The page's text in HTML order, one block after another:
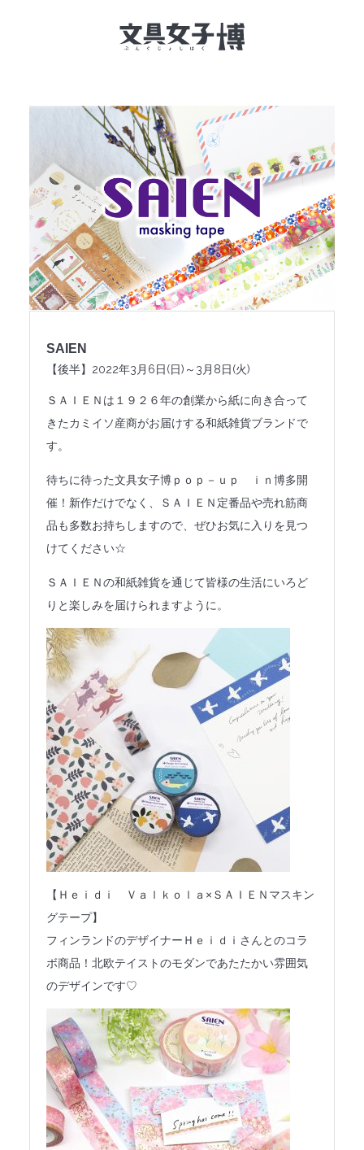
文具女子博とは
イベント一覧
NEWS
文具女子アワード
アイデアコンペ
レポート
SAIEN
【後半】2022年3月6日(日)～3月8日(火)
ＳＡＩＥＮは１９２６年の創業から紙に向き合って
きたカミイソ産商がお届けする和紙雑貨ブランドで
す。
待ちに待った文具女子博ｐｏｐ－ｕｐ ｉｎ博多開
催！新作だけでなく、ＳＡＩＥＮ定番品や売れ筋商
品も多数お持ちしますので、ぜひお気に入りを見つ
けてください☆
ＳＡＩＥＮの和紙雑貨を通じて皆様の生活にいろど
りと楽しみを届けられますように。
【Ｈｅｉｄｉ Ｖａｌｋｏｌａ×ＳＡＩＥＮマスキン
グテープ】
フィンランドのデザイナーＨｅｉｄｉさんとのコラ
ボ商品！北欧テイストのモダンであたたかい雰囲気
のデザインです♡